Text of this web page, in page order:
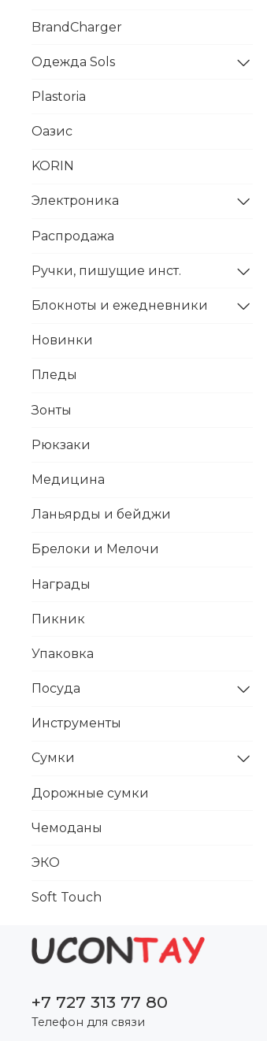
BrandCharger
Одежда Sols
Plastoria
Оазис
KORIN
Электроника
Распродажа
Ручки, пишущие инст.
Блокноты и ежедневники
Новинки
Пледы
Зонты
Рюкзаки
Медицина
Ланьярды и бейджи
Брелоки и Мелочи
Награды
Пикник
Упаковка
Посуда
Инструменты
Сумки
Дорожные сумки
Чемоданы
ЭКО
Soft Touch
+7 727 313 77 80
Телефон для связи